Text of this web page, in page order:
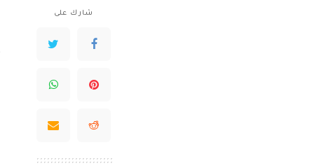
شارك على